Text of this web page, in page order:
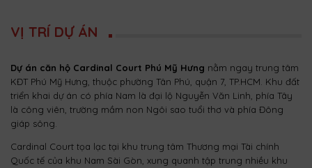
VỊ TRÍ DỰ ÁN
Dự án căn hộ Cardinal Court Phú Mỹ Hưng nằm ngay trung tâm
KĐT Phú Mỹ Hưng, thuộc phường Tân Phú, quận 7, TP.HCM. Khu đất
triển khai dự án có phía Nam là đại lộ Nguyễn Văn Linh, phía Tây
là công viên, trường mầm non Ngôi sao tuổi thơ và phía Đông
giáp sông.
Cardinal Court tọa lạc tại khu trung tâm Thương mại Tài chính
Quốc tế của khu Nam Sài Gòn, xung quanh tập trung nhiều khu